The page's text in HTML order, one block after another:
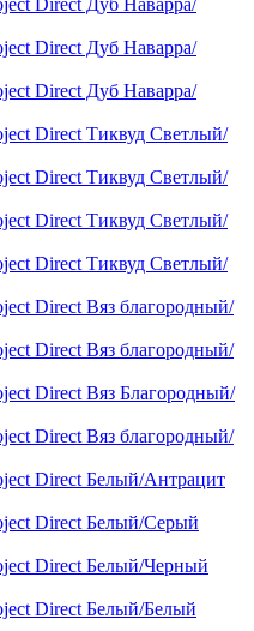
Direct Дуб Наварра/
Direct Дуб Наварра/
Direct Дуб Наварра/
Direct Тиквуд Светлый/
Direct Тиквуд Светлый/
Direct Тиквуд Светлый/
Direct Тиквуд Светлый/
Direct Вяз благородный/
Direct Вяз благородный/
Direct Вяз Благородный/
Direct Вяз благородный/
Direct Белый/Антрацит
Direct Белый/Серый
Direct Белый/Черный
Direct Белый/Белый